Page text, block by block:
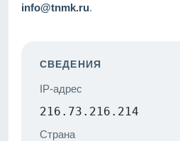
info@tnmk.ru.
СВЕДЕНИЯ
IP-адрес
216.73.216.214
Страна